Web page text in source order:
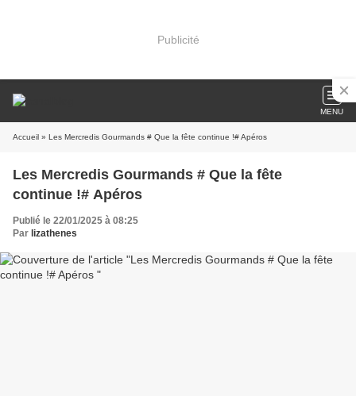
Publicité
MENU
Accueil » Les Mercredis Gourmands # Que la fête continue !# Apéros
Les Mercredis Gourmands # Que la fête
continue !# Apéros
Publié le 22/01/2025 à 08:25
Par lizathenes